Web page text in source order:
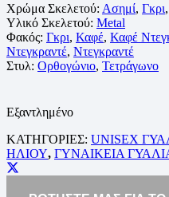
Χρώμα Σκελετού: Ασημί, Γκρι,
Υλικό Σκελετού: Metal
Φακός: Γκρι, Καφέ, Καφέ
Ντεγκραντέ, Ντεγκραντέ
Στυλ: Ορθογώνιο, Τετράγωνο
Εξαντλημένο
ΚΑΤΗΓΟΡΙΕΣ: UNISEX
ΗΛΙΟΥ, ΓΥΝΑΙΚΕΙΑ